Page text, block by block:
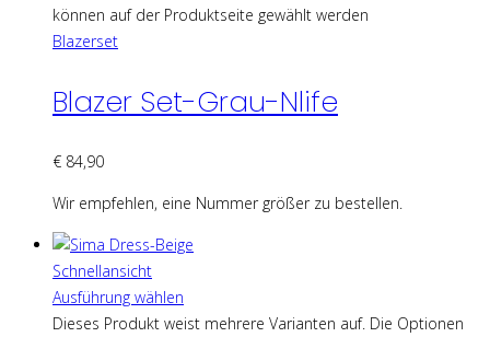
können auf der Produktseite gewählt werden
Blazerset
Blazer Set-Grau-Nlife
€ 84,90
Wir empfehlen, eine Nummer größer zu bestellen.
Schnellansicht
Ausführung wählen
Dieses Produkt weist mehrere Varianten auf. Die Optionen